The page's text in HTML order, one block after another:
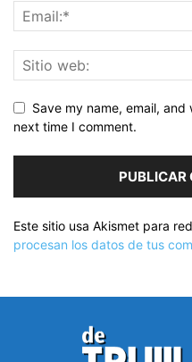
Save my name, email,
next time I comment.
Este sitio usa Akismet para
procesan los datos de tus